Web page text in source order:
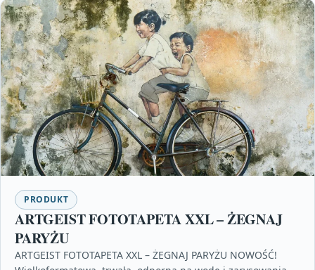
PRODUKT
ARTGEIST FOTOTAPETA XXL – ŻEGNAJ
PARYŻU
ARTGEIST FOTOTAPETA XXL – ŻEGNAJ PARYŻU NOWOŚĆ!